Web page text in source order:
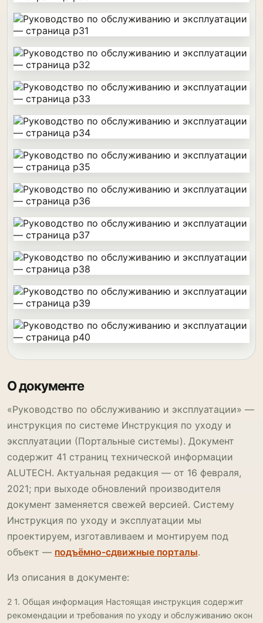
О документе
«Руководство по обслуживанию и эксплуатации» —
инструкция по системе Инструкция по уходу и
эксплуатации (Портальные системы). Документ
содержит 41 страниц технической информации
ALUTECH. Актуальная редакция — от 16 февраля,
2021; при выходе обновлений производителя
документ заменяется свежей версией. Систему
Инструкция по уходу и эксплуатации мы
проектируем, изготавливаем и монтируем под
объект — подъёмно-сдвижные порталы.
Из описания в документе:
2 1. Общая информация Настоящая инструкция содержит
рекомендации и требования по уходу и обслуживанию окон